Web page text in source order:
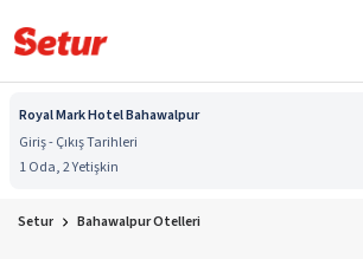
Royal Mark Hotel Bahawalpur
Giriş - Çıkış Tarihleri
1 Oda, 2 Yetişkin
Setur Bahawalpur Otelleri